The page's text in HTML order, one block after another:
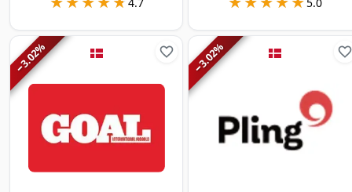
−
3.02
%
−
3.02
%